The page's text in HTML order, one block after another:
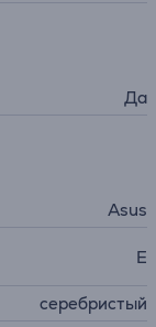
Да
Asus
E
серебристый